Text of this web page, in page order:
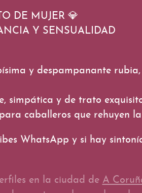
DE MUJER 💎
Y SENSUALIDAD
y despampanante
simpática y de trato
caballeros que rehuyen
WhatsApp y si hay
en la ciudad de A